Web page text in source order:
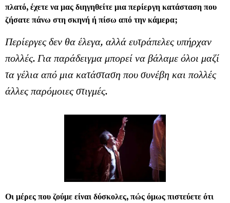
πλατό, έχετε να μας διηγηθείτε μια περίεργη κατάσταση που
ζήσατε πάνω στη σκηνή ή πίσω από την κάμερα;
Περίεργες δεν θα έλεγα, αλλά ευτράπελες υπήρχαν
πολλές. Για παράδειγμα μπορεί να βάλαμε όλοι μαζί
τα γέλια από μια κατάσταση που συνέβη και πολλές
άλλες παρόμοιες στιγμές.
Οι μέρες που ζούμε είναι δύσκολες, πώς όμως πιστεύετε ότι